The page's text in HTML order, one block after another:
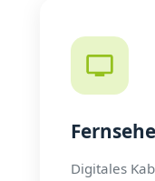
Digitales